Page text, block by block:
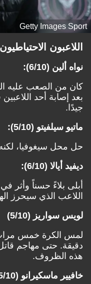
Getty Images Sport
اللاعبون
نواه ألين (6/10):
كان من الصعب عليه
بعد إصابة أحد
جيدًا.
ماتيو سيلفيتو (5/10):
حل محل سيغوفيا،
ديفيد أيالا (6/10):
أبلى بلاءً حسناً وأثر
اللاعب الذي سيحرز
لويس سواريز (5/10)
دقيقة. حتى مهاجم
هذه الظروف.
خافيير ماسكيرانو (5/10):